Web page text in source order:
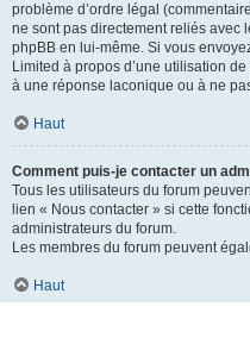
problème d’ordre légal
ne sont pas directement reliés avec
phpBB en lui-même. Si vous
Limited à propos d’une utilisation
à une réponse laconique ou à ne
Haut
Comment puis-je contacter un
Tous les utilisateurs du forum
lien « Nous contacter » si cette
administrateurs du forum.
Les membres du forum peuvent
Haut